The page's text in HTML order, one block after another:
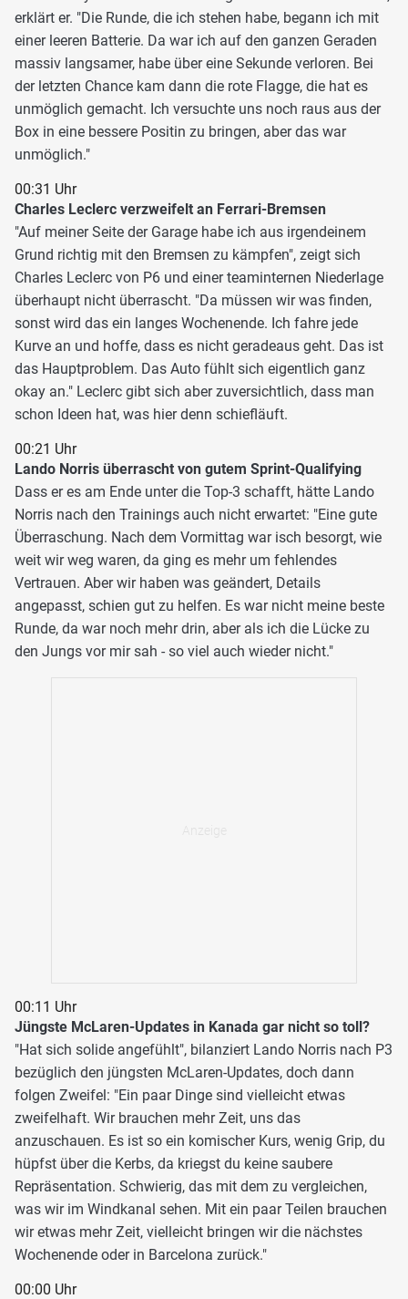
erklärt er. "Die Runde, die ich stehen habe, begann ich mit
einer leeren Batterie. Da war ich auf den ganzen Geraden
massiv langsamer, habe über eine Sekunde verloren. Bei
der letzten Chance kam dann die rote Flagge, die hat es
unmöglich gemacht. Ich versuchte uns noch raus aus der
Box in eine bessere Positin zu bringen, aber das war
unmöglich."
00:31 Uhr
Charles Leclerc verzweifelt an Ferrari-Bremsen
"Auf meiner Seite der Garage habe ich aus irgendeinem
Grund richtig mit den Bremsen zu kämpfen", zeigt sich
Charles Leclerc von P6 und einer teaminternen Niederlage
überhaupt nicht überrascht. "Da müssen wir was finden,
sonst wird das ein langes Wochenende. Ich fahre jede
Kurve an und hoffe, dass es nicht geradeaus geht. Das ist
das Hauptproblem. Das Auto fühlt sich eigentlich ganz
okay an." Leclerc gibt sich aber zuversichtlich, dass man
schon Ideen hat, was hier denn schiefläuft.
00:21 Uhr
Lando Norris überrascht von gutem Sprint-Qualifying
Dass er es am Ende unter die Top-3 schafft, hätte Lando
Norris nach den Trainings auch nicht erwartet: "Eine gute
Überraschung. Nach dem Vormittag war isch besorgt, wie
weit wir weg waren, da ging es mehr um fehlendes
Vertrauen. Aber wir haben was geändert, Details
angepasst, schien gut zu helfen. Es war nicht meine beste
Runde, da war noch mehr drin, aber als ich die Lücke zu
den Jungs vor mir sah - so viel auch wieder nicht."
00:11 Uhr
Jüngste McLaren-Updates in Kanada gar nicht so toll?
"Hat sich solide angefühlt", bilanziert Lando Norris nach P3
bezüglich den jüngsten McLaren-Updates, doch dann
folgen Zweifel: "Ein paar Dinge sind vielleicht etwas
zweifelhaft. Wir brauchen mehr Zeit, uns das
anzuschauen. Es ist so ein komischer Kurs, wenig Grip, du
hüpfst über die Kerbs, da kriegst du keine saubere
Repräsentation. Schwierig, das mit dem zu vergleichen,
was wir im Windkanal sehen. Mit ein paar Teilen brauchen
wir etwas mehr Zeit, vielleicht bringen wir die nächstes
Wochenende oder in Barcelona zurück."
00:00 Uhr